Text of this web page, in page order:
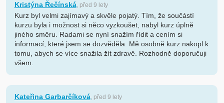
Kristýna Řečínská, před 9 lety
Kurz byl velmi zajímavý a skvěle pojatý. Tím, že součástí
kurzu byla i možnost si něco vyzkoušet, nabyl kurz úplně
jiného směru. Radami se nyní snažím řídit a cením si
informací, které jsem se dozvěděla. Mě osobně kurz nakopl k
tomu, abych se více snažila žít zdravě. Rozhodně doporučuji
všem.
Kateřina Garbarčíková, před 9 lety